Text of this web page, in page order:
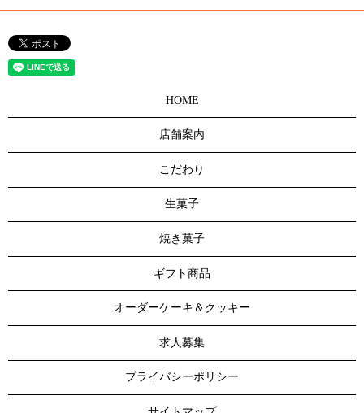
HOME
店舗案内
こだわり
生菓子
焼き菓子
ギフト商品
オーダーケーキ＆クッキー
求人募集
プライバシーポリシー